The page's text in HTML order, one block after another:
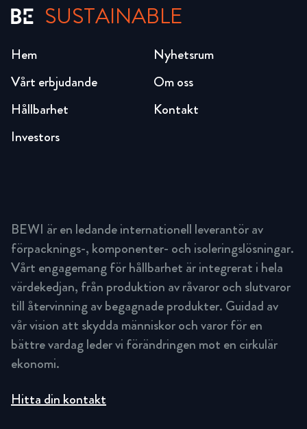
SUSTAINABLE
Hem
Vårt erbjudande
Hållbarhet
Investors
Nyhetsrum
Om oss
Kontakt
BEWI är en ledande internationell leverantör av
förpacknings-, komponenter- och isoleringslösningar.
Vårt engagemang för hållbarhet är integrerat i hela
värdekedjan, från produktion av råvaror och slutvaror
till återvinning av begagnade produkter. Guidad av
vår vision att skydda människor och varor för en
bättre vardag leder vi förändringen mot en cirkulär
ekonomi.
Hitta din kontakt